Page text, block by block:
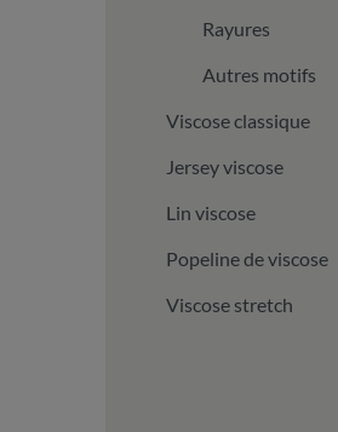
Rayures
Autres motifs
Viscose classique
Jersey viscose
Lin viscose
Popeline de viscose
Viscose stretch